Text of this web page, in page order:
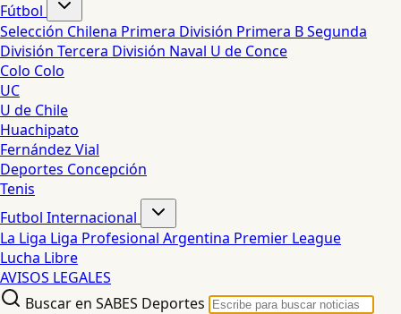
Fútbol
Selección Chilena Primera División Primera BSegunda
División Tercera División Naval U de Conce
Colo Colo
UC
U de Chile
Huachipato
Fernández Vial
Deportes Concepción
Tenis
Futbol Internacional
La Liga Liga Profesional Argentina Premier League
Lucha Libre
AVISOS LEGALES
Buscar en SABES Deportes